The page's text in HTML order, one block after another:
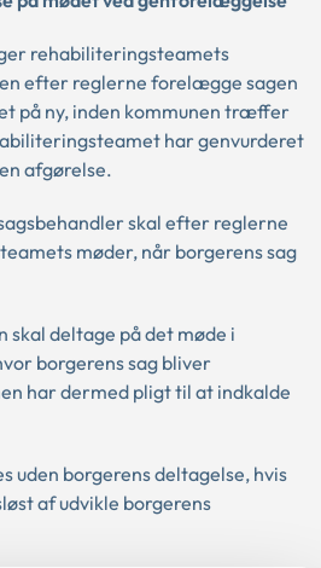
rehabiliteringsteamets
efter reglerne forelægge sagen
på ny, inden kommunen træffer
har genvurderet
afgørelse.
skal efter reglerne
møder, når borgerens sag
skal deltage på det møde i
borgerens sag bliver
har dermed pligt til at indkalde
uden borgerens deltagelse, hvis
af udvikle borgerens